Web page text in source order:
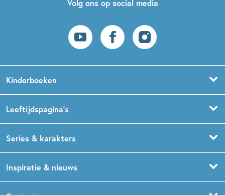
Volg ons op social media
Kinderboeken
Prentenboeken
Babyboeken
Leeftijdspagina’s
Boekentips 1,5 - 3 jaar
Series & karakters
Dog Man
Inspiratie & nieuws